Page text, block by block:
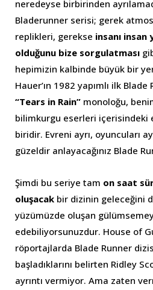
neredeyse birbirinden
Bladerunner serisi; gerek
replikleri, gerekse insanı insan
olduğunu bize sorgulatması
hepimizin kalbinde büyük bir
Hauer’ın 1982 yapımlı ilk
“Tears in Rain” monoloğu,
bilimkurgu eserleri içerisindeki
biridir. Evreni ayrı, oyuncuları
güzeldir anlayacağınız Blade
Şimdi bu seriye tam on saat
oluşacak bir dizinin geleceğini
yüzümüzde oluşan
edebiliyorsunuzdur. House of
röportajlarda Blade Runner
başladıklarını belirten Ridley
ayrıntı vermiyor. Ama zaten